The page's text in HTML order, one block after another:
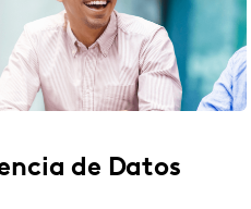
de Datos